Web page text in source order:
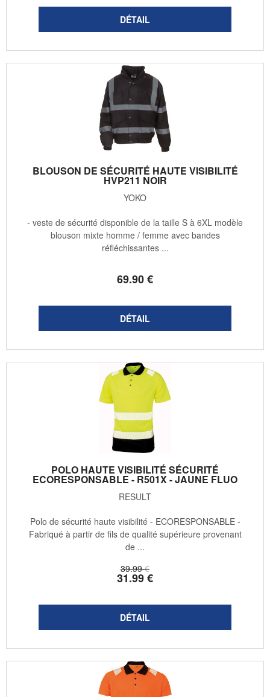
BLOUSON DE SÉCURITÉ HAUTE VISIBILITÉ
HVP211 NOIR
YOKO
69.90€
- veste de sécurité disponible de la taille S à 6XL modèle
blouson mixte homme / femme avec bandes
réfléchissantes ...
POLO HAUTE VISIBILITÉ SÉCURITÉ
ECORESPONSABLE - R501X - JAUNE FLUO
RESULT
39.99 €
31.99€
Polo de sécurité haute visibilité - ECORESPONSABLE -
Fabriqué à partir de fils de qualité supérieure provenant
de ...